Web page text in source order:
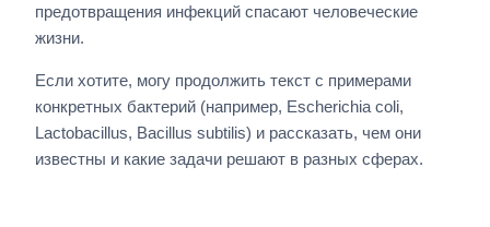
предотвращения инфекций спасают человеческие
жизни.
Если хотите, могу продолжить текст с примерами
конкретных бактерий (например, Escherichia coli,
Lactobacillus, Bacillus subtilis) и рассказать, чем они
известны и какие задачи решают в разных сферах.